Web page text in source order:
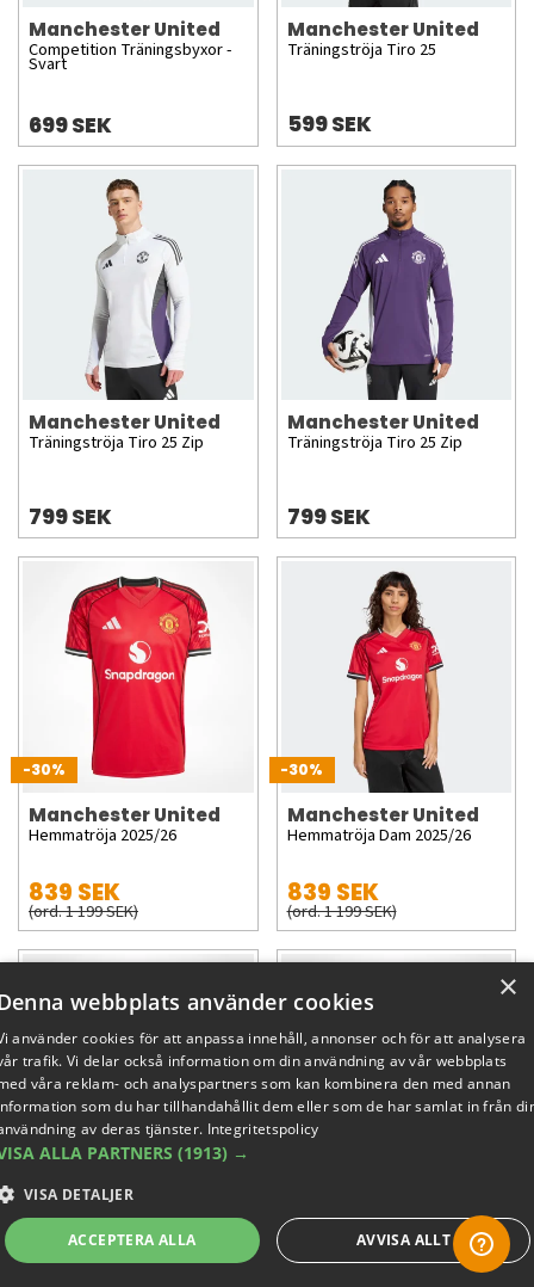
Manchester United
Competition Träningsbyxor -
Svart
699 SEK
Manchester United
Träningströja Tiro 25
599 SEK
Manchester United
Träningströja Tiro 25 Zip
799 SEK
Manchester United
Träningströja Tiro 25 Zip
799 SEK
-30%
Manchester United
Hemmatröja 2025/26
839 SEK
(ord. 1 199 SEK)
-30%
Manchester United
Hemmatröja Dam 2025/26
839 SEK
(ord. 1 199 SEK)
-30%
Manchester United
Hemmaställ 2025/26 - Barn
×
webbplats använder cookies
använder cookies för att anpassa innehåll, annonser och för att analysera
trafik. Vi delar också information om din användning av vår webbplats
våra reklam- och analyspartners som kan kombinera den med annan
som du har tillhandahållit dem eller som de har samlat in från
av deras tjänster. Integritetspolicy
ALLA PARTNERS (1913) →
VISA DETALJER
ACCEPTERA ALLA AVVISA ALLT